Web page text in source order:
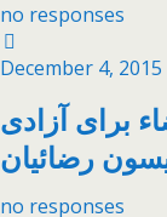
no responses
December 4, 2015
برای آزادی
رضائیان
no responses